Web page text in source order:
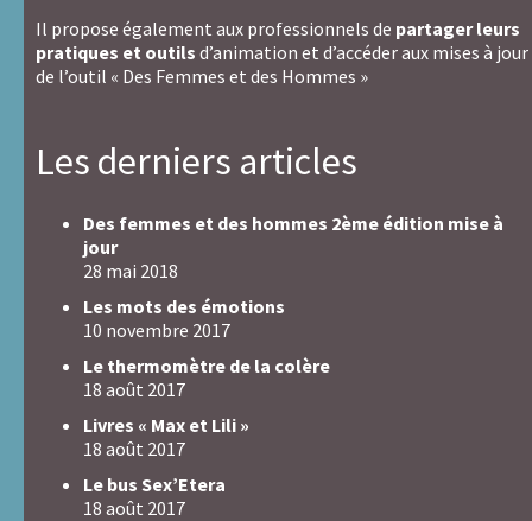
Il propose également aux professionnels de partager leurs
pratiques et outils d’animation et d’accéder aux mises à jour
de l’outil « Des Femmes et des Hommes »
Les derniers articles
Des femmes et des hommes 2ème édition mise à
jour
28 mai 2018
Les mots des émotions
10 novembre 2017
Le thermomètre de la colère
18 août 2017
Livres « Max et Lili »
18 août 2017
Le bus Sex’Etera
18 août 2017